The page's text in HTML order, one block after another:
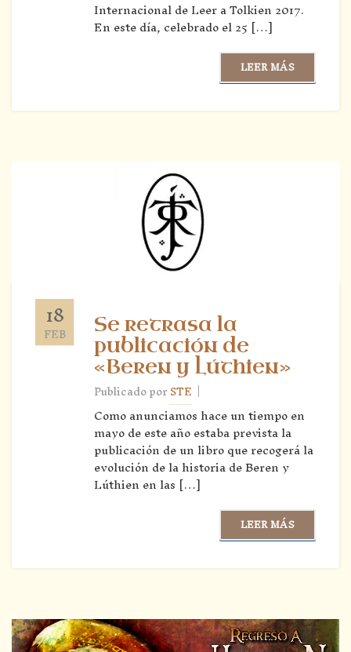
Internacional de Leer a Tolkien 2017.
En este día, celebrado el 25 […]
LEER MÁS
18
FEB
Se retrasa la
publicación de
«Beren y Lúthien»
Publicado porSTE |
Como anunciamos hace un tiempo en
mayo de este año estaba prevista la
publicación de un libro que recogerá la
evolución de la historia de Beren y
Lúthien en las […]
LEER MÁS